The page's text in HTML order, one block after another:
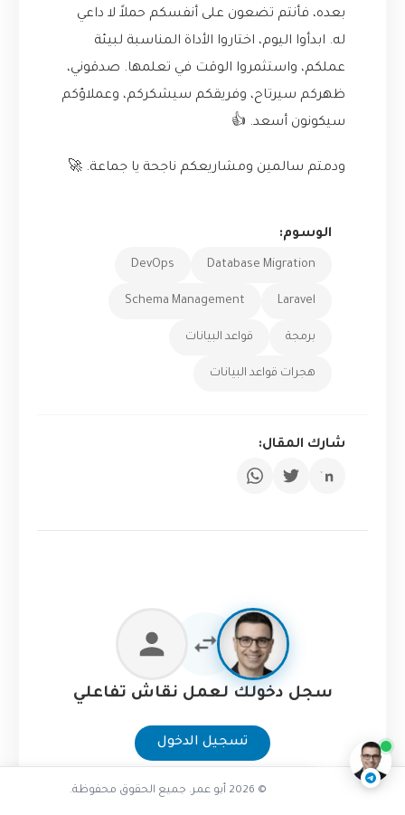
بعده، فأنتم تضعون على أنفسكم حملاً لا داعي
له. ابدأوا اليوم، اختاروا الأداة المناسبة لبيئة
عملكم، واستثمروا الوقت في تعلمها. صدقوني،
ظهركم سيرتاح، وفريقكم سيشكركم، وعملاؤكم
سيكونون أسعد. 👍
ودمتم سالمين ومشاريعكم ناجحة يا جماعة. 🚀
الوسوم:
Database Migration
DevOps
Laravel
Schema Management
برمجة قواعد البيانات
هجرات قواعد البيانات
شارك المقال:
سجل دخولك لعمل نقاش تفاعلي
تسجيل الدخول
ما هي هجرات قواعد البيانات
© 2026 أبو عمر. جميع الحقوق محفوظة.